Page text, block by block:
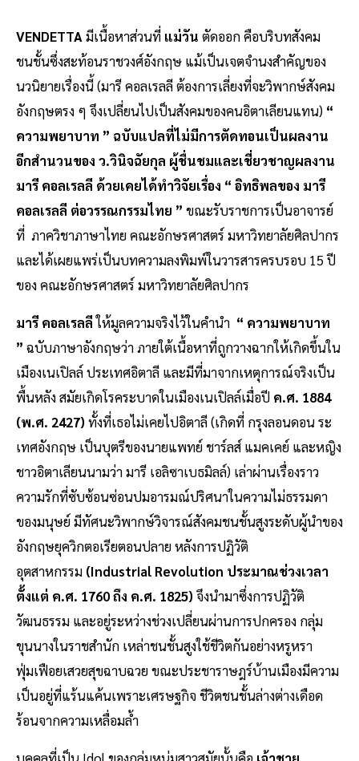
VENDETTA มีเนื้อหาส่วนที่ แม่วัน ตัดออก คือบริบทสังคม
ชนชั้นซึ่งสะท้อนราชวงศ์อังกฤษ แม้เป็นเจตจำนงสำคัญของ
นวนิยายเรื่องนี้ (มารี คอลเรลลี ต้องการเลี่ยงที่จะวิพากษ์สังคม
อังกฤษตรง ๆ จึงเปลี่ยนไปเป็นสังคมของคนอิตาเลียนแทน) “
ความพยาบาท ” ฉบับแปลที่ไม่มีการตัดทอนเป็นผลงาน
อีกสำนวนของ ว.วินิจฉัยกุล ผู้ชื่นชมและเชี่ยวชาญผลงาน
มารี คอลเรลลี ด้วยเคยได้ทำวิจัยเรื่อง “ อิทธิพลของ มารี
คอลเรลลี ต่อวรรณกรรมไทย ” ขณะรับราชการเป็นอาจารย์
ที่ ภาควิชาภาษาไทย คณะอักษรศาสตร์ มหาวิทยาลัยศิลปากร
และได้เผยแพร่เป็นบทความลงพิมพ์ในวารสารครบรอบ 15 ปี
ของ คณะอักษรศาสตร์ มหาวิทยาลัยศิลปากร
มารี คอลเรลลีให้มูลความจริงไว้ในคำนำ “ ความพยาบาท
” ฉบับภาษาอังกฤษว่า ภายใต้เนื้อหาที่ถูกวางฉากให้เกิดขึ้นใน
เมืองเนเปิลล์ ประเทศอิตาลี และมีที่มาจากเหตุการณ์จริงเป็น
พื้นหลัง สมัยเกิดโรคระบาดในเมืองเนเปิลล์เมื่อปี ค.ศ. 1884
(พ.ศ. 2427) ทั้งที่เธอไม่เคยไปอิตาลี (เกิดที่ กรุงลอนดอน ระ
เทศอังกฤษ เป็นบุตรีของนายแพทย์ ชาร์ลส์ แมคเคย์ และหญิง
ชาวอิตาเลียนนามว่า มารี เอลิซาเบธมิลล์) เล่าผ่านเรื่องราว
ความรักที่ซับซ้อนซ่อนปมอารมณ์ปริศนาในความไม่ธรรมดา
ของมนุษย์ มีทัศนะวิพากษ์วิจารณ์สังคมชนชั้นสูงระดับผู้นำของ
อังกฤษยุควิกตอเรียตอนปลาย หลังการปฏิวัติ
อุตสาหกรรม (Industrial Revolution ประมาณช่วงเวลา
ตั้งแต่ ค.ศ. 1760 ถึง ค.ศ. 1825) จึงนำมาซึ่งการปฏิวัติ
วัฒนธรรม และอยู่ระหว่างช่วงเปลี่ยนผ่านการปกครอง กลุ่ม
ขุนนางในราชสำนัก เหล่าชนชั้นสูงใช้ชีวิตกันอย่างหรูหรา
ฟุ่มเฟือยเสวยสุขฉาบฉวย ขณะประชาราษฎร์บ้านเมืองมีความ
เป็นอยู่ที่แร้นแค้นเพราะเศรษฐกิจ ชีวิตชนชั้นล่างต่างเดือด
ร้อนจากความเหลื่อมล้ำ